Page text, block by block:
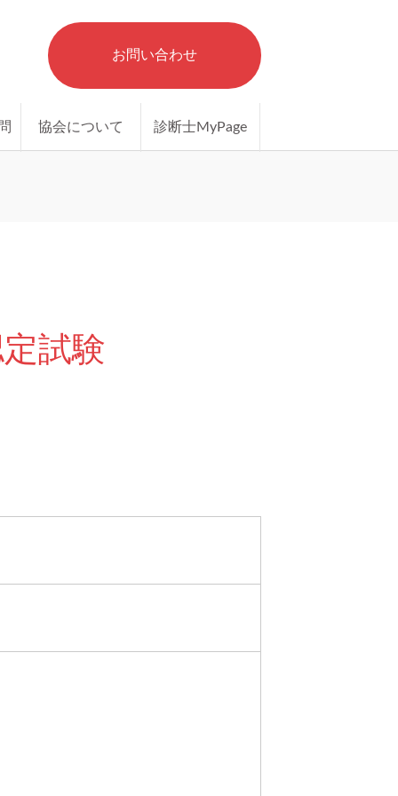
お問い合わせ
協会について 診断士MyPage
試験